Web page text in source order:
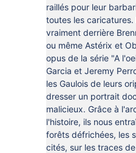
raillés pour leur
toutes les
vraiment derrière
ou même Astérix et
opus de la série "A
Garcia et Jeremy
les Gaulois de leurs
dresser un portrait
malicieux. Grâce à
l'histoire, ils nous
forêts défrichées, les
cités, sur les traces